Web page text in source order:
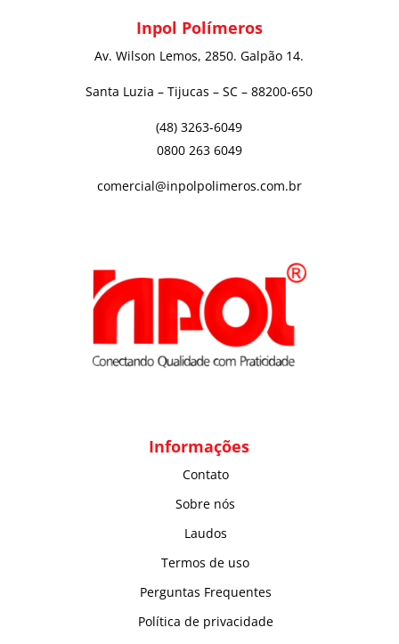
Inpol Polímeros
Av. Wilson Lemos, 2850. Galpão 14.
Santa Luzia – Tijucas – SC – 88200-650
(48) 3263-6049
0800 263 6049
comercial@inpolpolimeros.com.br
Informações
Contato
Sobre nós
Laudos
Termos de uso
Perguntas Frequentes
Política de privacidade